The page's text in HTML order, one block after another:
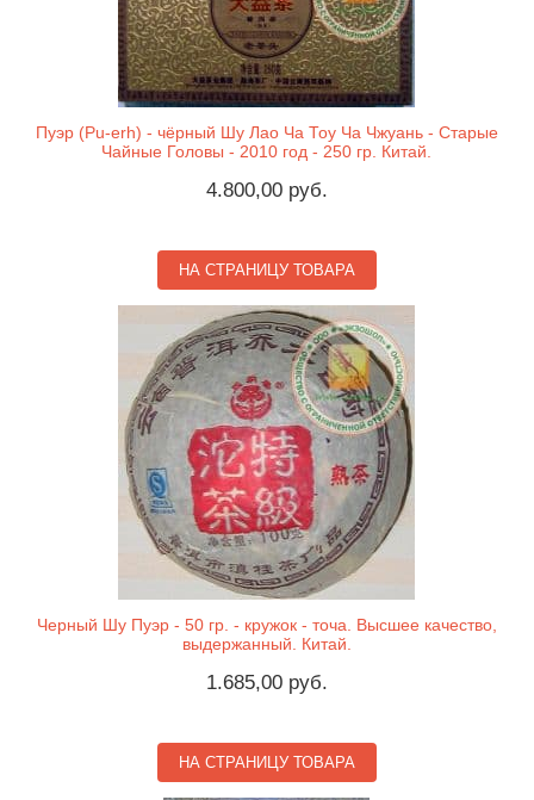
Пуэр (Pu-erh) - чёрный Шу Лао Ча Тоу Ча Чжуань - Старые
Чайные Головы - 2010 год - 250 гр. Китай.
4.800,00 руб.
НА СТРАНИЦУ ТОВАРА
Черный Шу Пуэр - 50 гр. - кружок - точа. Высшее качество,
выдержанный. Китай.
1.685,00 руб.
НА СТРАНИЦУ ТОВАРА